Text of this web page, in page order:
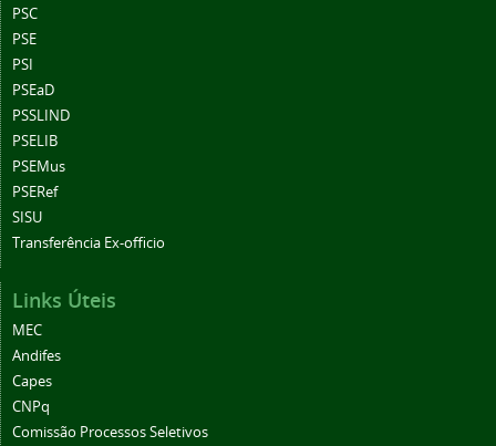
PSC
PSE
PSI
PSEaD
PSSLIND
PSELIB
PSEMus
PSERef
SISU
Transferência Ex-officio
Links Úteis
MEC
Andifes
Capes
CNPq
Comissão Processos Seletivos